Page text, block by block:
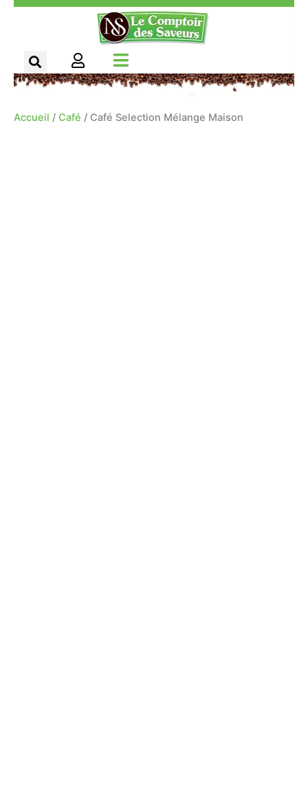
Aller
Accueil / Café / Café Selection Mélange Maison
Panneau de gestion des cookies